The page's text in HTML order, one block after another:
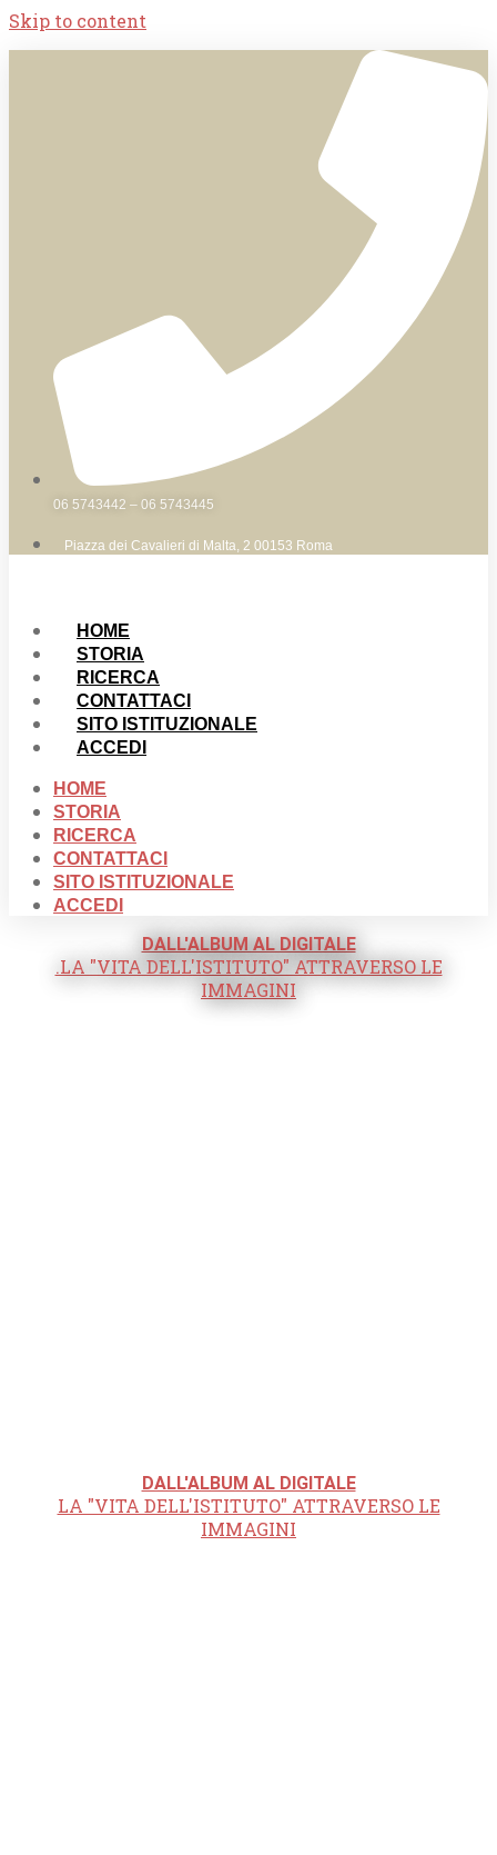
Skip to content
06 5743442 – 06 5743445
Piazza dei Cavalieri di Malta, 2 00153 Roma
HOME
STORIA
RICERCA
CONTATTACI
SITO ISTITUZIONALE
ACCEDI
HOME
STORIA
RICERCA
CONTATTACI
SITO ISTITUZIONALE
ACCEDI
DALL'ALBUM AL DIGITALE
.LA "VITA DELL'ISTITUTO" ATTRAVERSO LE
IMMAGINI
DALL'ALBUM AL DIGITALE
LA "VITA DELL'ISTITUTO" ATTRAVERSO LE
IMMAGINI